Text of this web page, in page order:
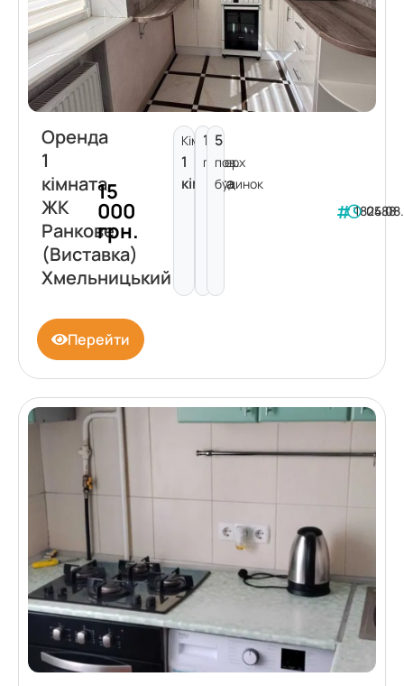
Оренда
1
кімната
ЖК
Ранкове
(Виставка)
Хмельницький
15
000
грн.
Кімнат:
1
кімната
1
поверх
5
пов.
будинок
182488
Перейти